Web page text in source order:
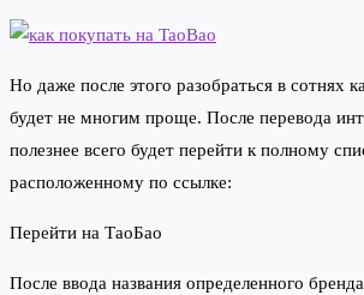
Но даже после этого разобраться в сотнях
будет не многим проще. После перевода
полезнее всего будет перейти к полному
расположенному по ссылке:
Перейти на ТаоБао
После ввода названия определенного